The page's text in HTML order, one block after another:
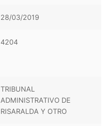
28/03/2019
4204
TRIBUNAL
ADMINISTRATIVO DE
RISARALDA Y OTRO